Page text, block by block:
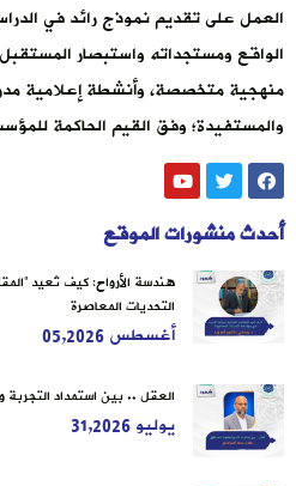
العمل على تقديم نموذج رائد في
الواقع ومستجداته واستبصار
منهجية متخصصة، وأنشطة إعلامية
والمستفيدة؛ وفق القيم الحاكمة
أحدث منشورات الموقع
هندسة الأرواح: كيف تُعيد
التحديات المعاصرة
أغسطس 05,2026
العقل .. بين استمداد التجربة
يوليو 31,2026